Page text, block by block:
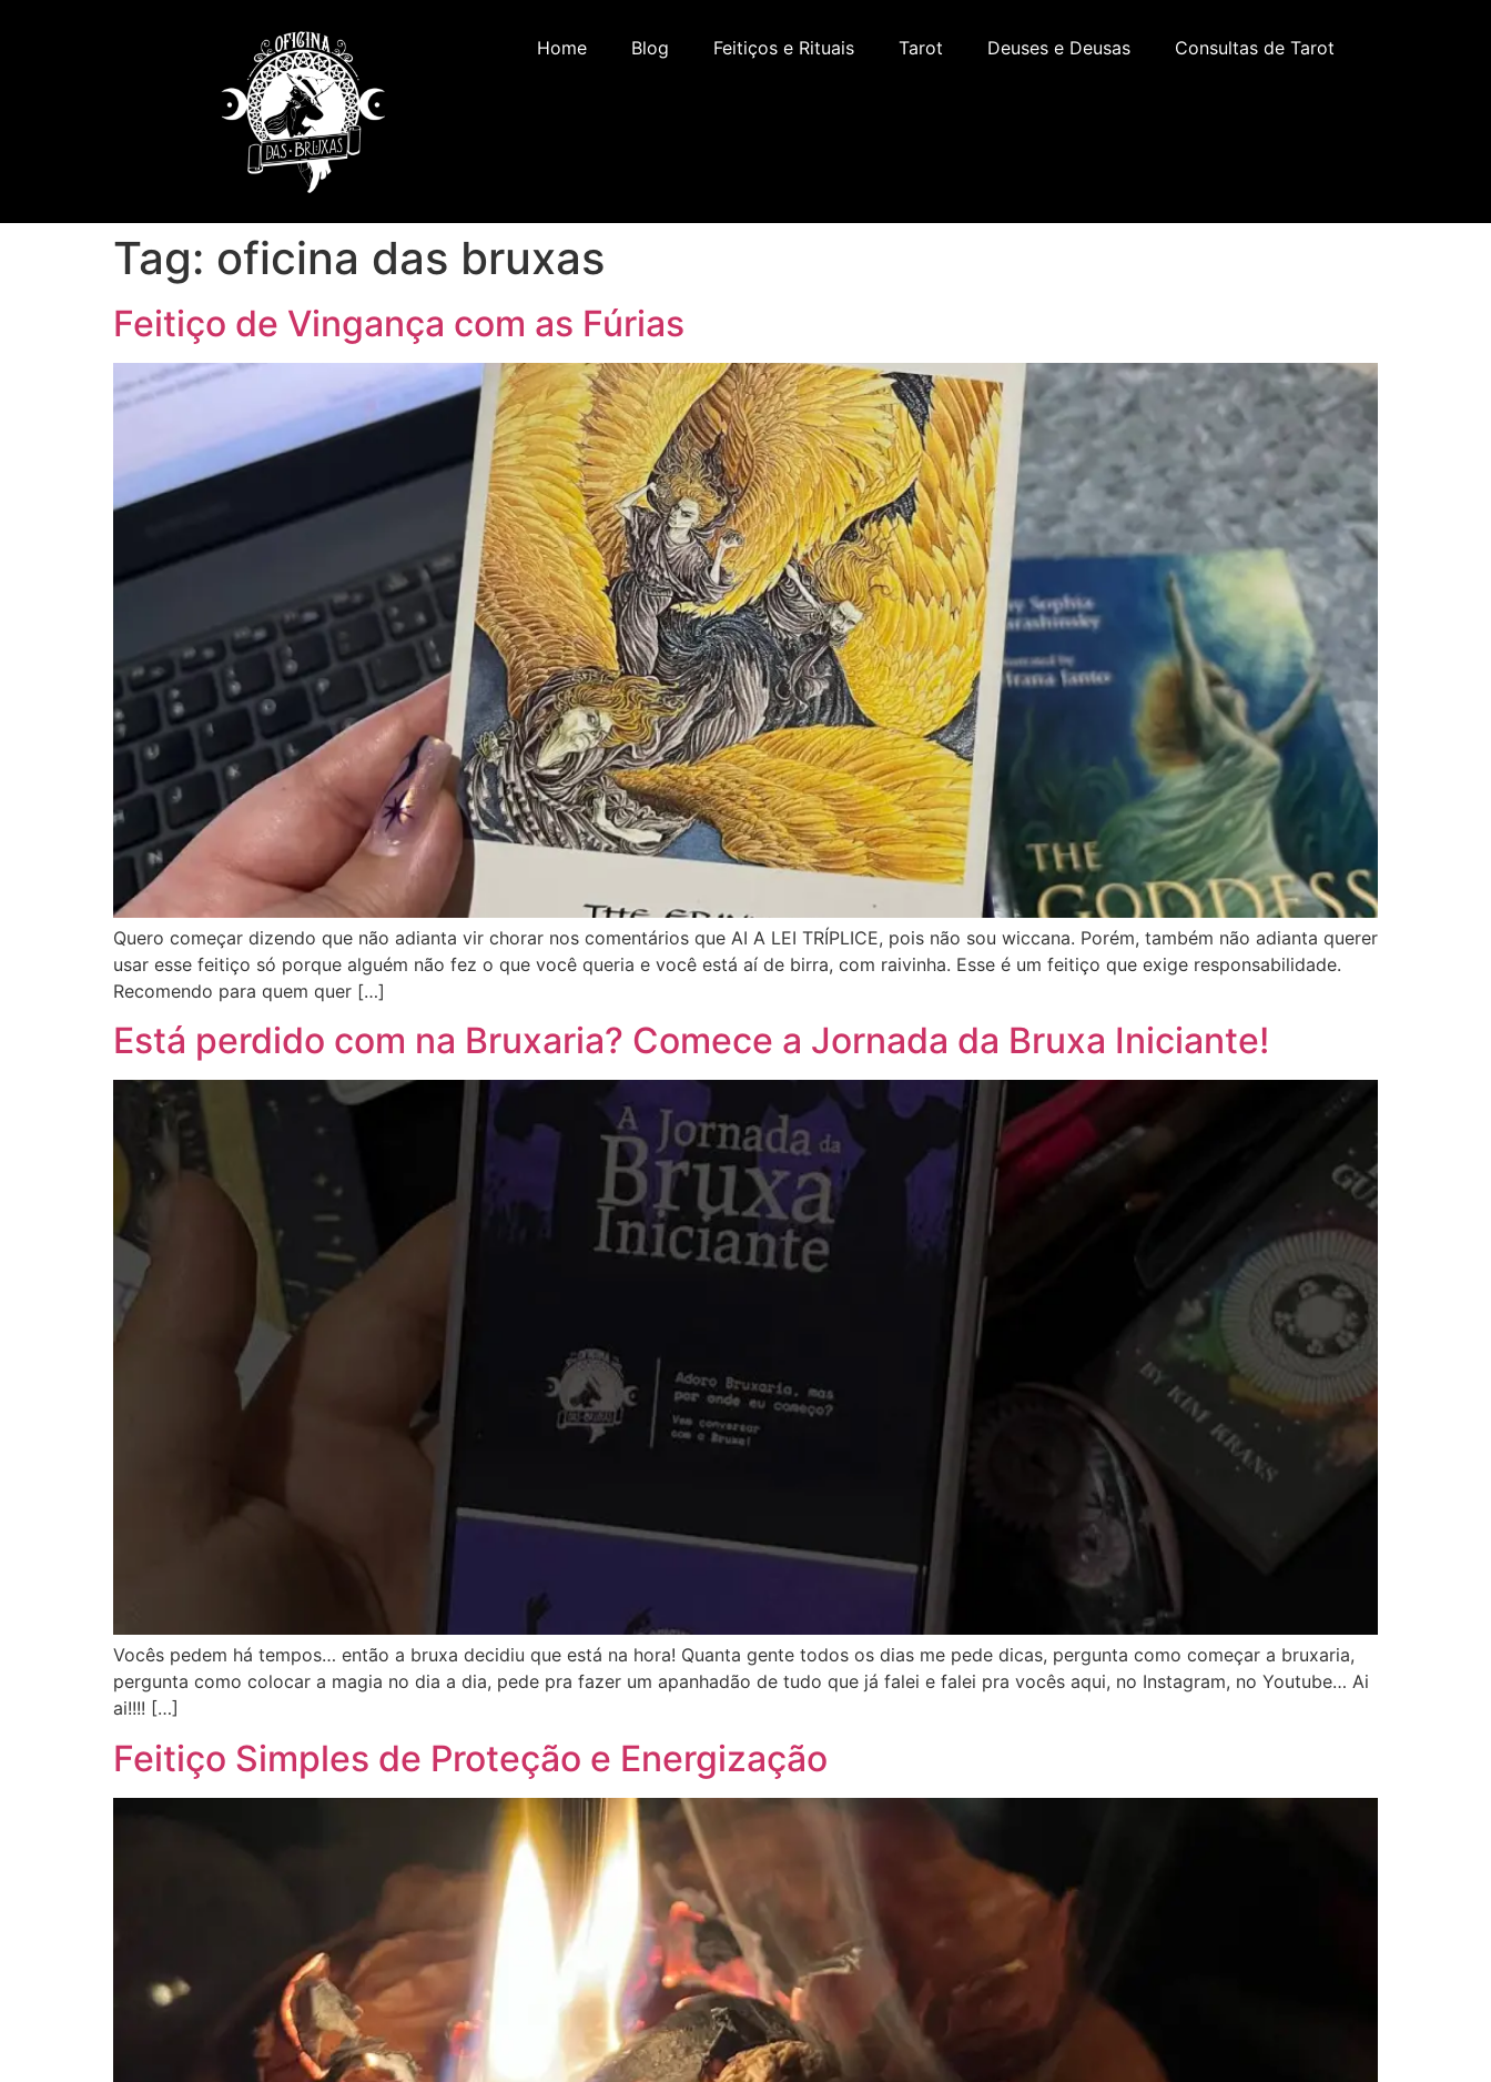
Home Blog Feitiços e Rituais Tarot Deuses e Deusas Consultas de Tarot
Tag: oficina das bruxas
Feitiço de Vingança com as Fúrias
Quero começar dizendo que não adianta vir chorar nos comentários que AI A LEI TRÍPLICE, pois não sou wiccana. Porém, também não adianta querer
usar esse feitiço só porque alguém não fez o que você queria e você está aí de birra, com raivinha. Esse é um feitiço que exige responsabilidade.
Recomendo para quem quer […]
Está perdido com na Bruxaria? Comece a Jornada da Bruxa Iniciante!
Vocês pedem há tempos… então a bruxa decidiu que está na hora! Quanta gente todos os dias me pede dicas, pergunta como começar a bruxaria,
pergunta como colocar a magia no dia a dia, pede pra fazer um apanhadão de tudo que já falei e falei pra vocês aqui, no Instagram, no Youtube… Ai
ai!!!! […]
Feitiço Simples de Proteção e Energização